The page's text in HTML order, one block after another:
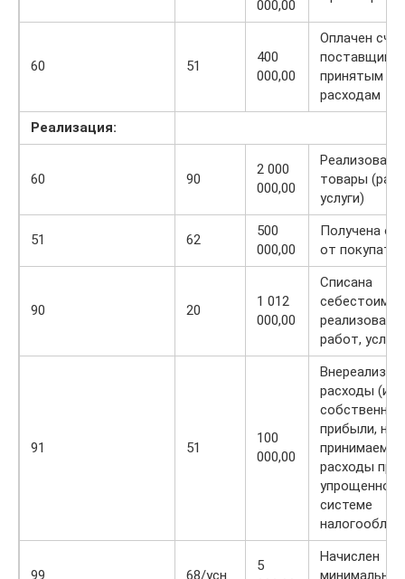
000,00
60 51
400
000,00
Оплачен счет
принятым
расходам
Реализация:
60 90
2 000
000,00
Реализованы
товары
услуги)
51 62
500
000,00
Получена
от
90 20
1 012
000,00
Списана
работ, услуг
91 51
100
000,00
расходы (из
собственной
прибыли, не
расходы при
упрощенной
системе
99 68/усн
5
Начислен